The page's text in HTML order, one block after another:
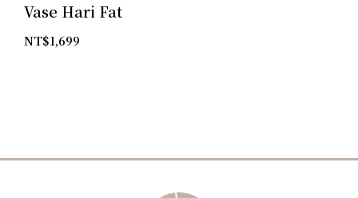
Vase Hari Fat
NT$1,699